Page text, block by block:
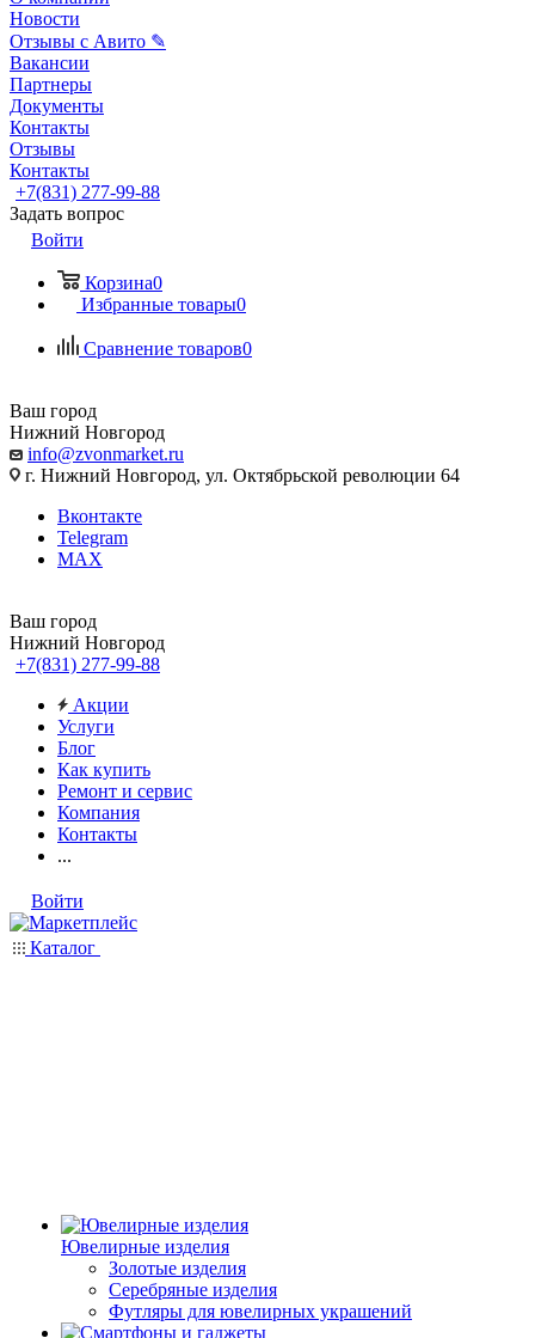
Новости
Отзывы с Авито ✎
Вакансии
Партнеры
Документы
Контакты
Отзывы
Контакты
+7(831) 277-99-88
Задать вопрос
Войти
Корзина0
Избранные товары0
Сравнение товаров0
Ваш город
Нижний Новгород
info@zvonmarket.ru
г. Нижний Новгород, ул. Октябрьской революции 64
Вконтакте
Telegram
MAX
Ваш город
Нижний Новгород
+7(831) 277-99-88
Акции
Услуги
Блог
Как купить
Ремонт и сервис
Компания
Контакты
...
Войти
Каталог
Ювелирные изделия
Золотые изделия
Серебряные изделия
Футляры для ювелирных украшений